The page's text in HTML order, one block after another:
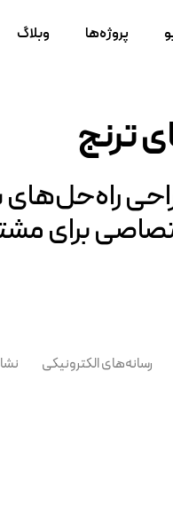
پروژه‌ها وبلاگ
ترنج
برای
رسانه‌های الکترونیکی